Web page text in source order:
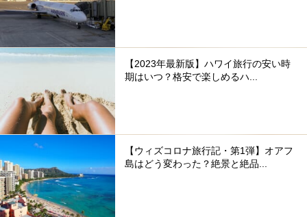
【2023年最新版】ハワイ旅行の安い時
期はいつ？格安で楽しめるハ...
【ウィズコロナ旅行記・第1弾】オアフ
島はどう変わった？絶景と絶品...